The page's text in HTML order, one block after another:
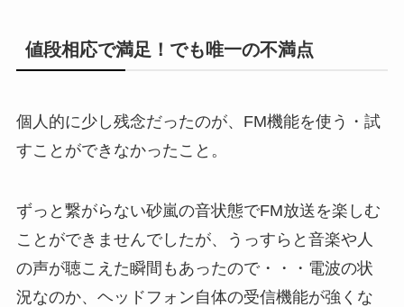
値段相応で満足！でも唯一の不満点
個人的に少し残念だったのが、FM機能を使う・試
すことができなかったこと。
ずっと繋がらない砂嵐の音状態でFM放送を楽しむ
ことができませんでしたが、うっすらと音楽や人
の声が聴こえた瞬間もあったので・・・電波の状
況なのか、ヘッドフォン自体の受信機能が強くな